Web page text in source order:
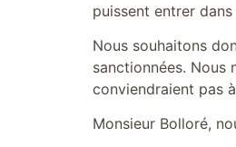
puissent entrer dans
Nous souhaitons
sanctionnées. Nous
conviendraient pas
Monsieur Bolloré,